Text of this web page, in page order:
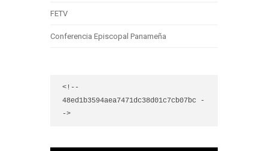
FETV
Conferencia Episcopal Panameña
<!--
48ed1b3594aea7471dc38d01c7cb07bc -
->